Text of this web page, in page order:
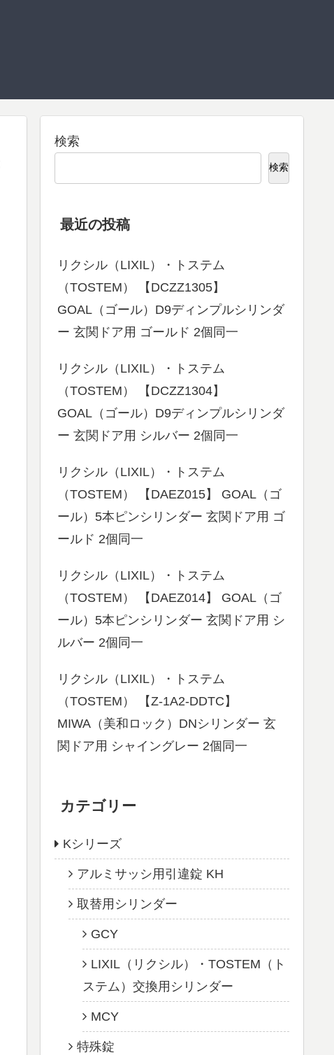
検索
検索
最近の投稿
リクシル（LIXIL）・トステム
（TOSTEM） 【DCZZ1305】
GOAL（ゴール）D9ディンプルシリンダ
ー 玄関ドア用 ゴールド 2個同一
リクシル（LIXIL）・トステム
（TOSTEM） 【DCZZ1304】
GOAL（ゴール）D9ディンプルシリンダ
ー 玄関ドア用 シルバー 2個同一
リクシル（LIXIL）・トステム
（TOSTEM） 【DAEZ015】 GOAL（ゴ
ール）5本ピンシリンダー 玄関ドア用 ゴ
ールド 2個同一
リクシル（LIXIL）・トステム
（TOSTEM） 【DAEZ014】 GOAL（ゴ
ール）5本ピンシリンダー 玄関ドア用 シ
ルバー 2個同一
リクシル（LIXIL）・トステム
（TOSTEM） 【Z-1A2-DDTC】
MIWA（美和ロック）DNシリンダー 玄
関ドア用 シャイングレー 2個同一
カテゴリー
Kシリーズ
アルミサッシ用引違錠 KH
取替用シリンダー
GCY
LIXIL（リクシル）・TOSTEM（ト
ステム）交換用シリンダー
MCY
特殊錠